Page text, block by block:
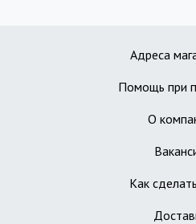
Адреса
Помощь при
О
Как